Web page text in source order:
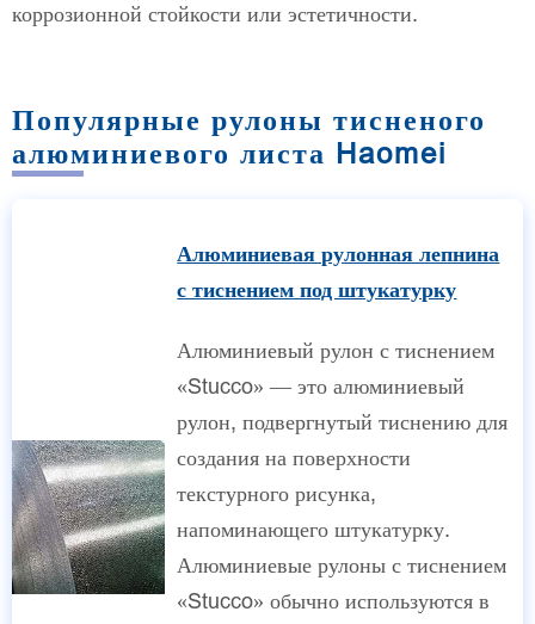
коррозионной стойкости или эстетичности.
Популярные рулоны тисненого
алюминиевого листа Haomei
Алюминиевая рулонная лепнина
с тиснением под штукатурку
Алюминиевый рулон с тиснением
«Stucco» — это алюминиевый
рулон, подвергнутый тиснению для
создания на поверхности
текстурного рисунка,
напоминающего штукатурку.
Алюминиевые рулоны с тиснением
«Stucco» обычно используются в